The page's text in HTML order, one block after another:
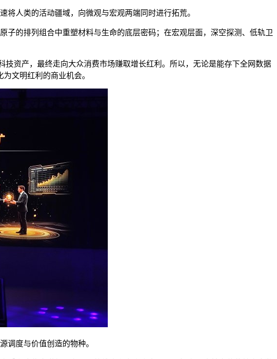
人类的活动疆域，向微观与宏观两端同时进行拓荒。
的排列组合中重塑材料与生命的底层密码；在宏观层面，深空探测、低轨卫
资产，最终走向大众消费市场赚取增长红利。所以，无论是能存下全网数据
文明红利的商业机会。
调度与价值创造的物种。